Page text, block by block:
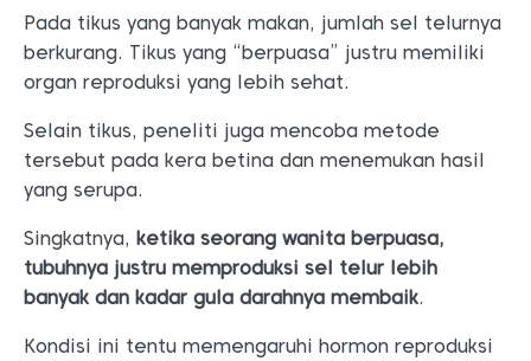
Pada tikus yang banyak makan, jumlah sel telurnya
berkurang. Tikus yang “berpuasa” justru memiliki
organ reproduksi yang lebih sehat.
Selain tikus, peneliti juga mencoba metode
tersebut pada kera betina dan menemukan hasil
yang serupa.
Singkatnya, ketika seorang wanita berpuasa,
tubuhnya justru memproduksi sel telur lebih
banyak dan kadar gula darahnya membaik.
Kondisi ini tentu memengaruhi hormon reproduksi